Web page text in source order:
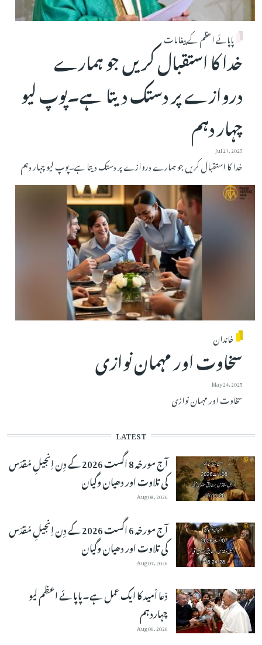
پاپائے اعظم کے پیغامات
خدا کا استقبال کریں جو ہمارے
دروازے پر دستک دیتا ہے۔پوپ لیو
چہار دہم
Jul 21, 2025
خدا کا استقبال کریں جو ہمارے دروازے پر دستک دیتا ہے۔پوپ لیو چہار دہم
خاندان
سخاوت اور مہمان نوازی
May 24, 2025
سخاوت اور مہمان نوازی
LATEST
آج مورخہ 8 اگست 2026 کے دِن اِنجیلِ مُقدّس
کی تلاوت اور دھیان وگیان
Aug 08, 2026
آج مورخہ 6 اگست 2026 کے دِن اِنجیلِ مُقدّس
کی تلاوت اور دھیان وگیان
Aug 07, 2026
دْعا اْمید کا ایک عمل ہے۔پاپائے اعظم لیو
چہاردہم
Aug 06, 2026